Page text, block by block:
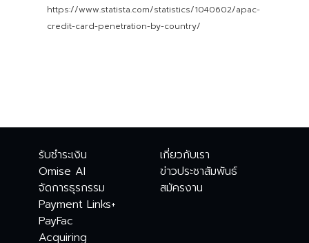
https://www.statista.com/statistics/1040602/apac-
credit-card-penetration-by-country/
รับชำระเงิน
Omise AI
จัดการธุรกรรม
Payment Links+
PayFac
Acquiring
เกี่ยวกับเรา
ข่าวประชาสัมพันธ์
สมัครงาน